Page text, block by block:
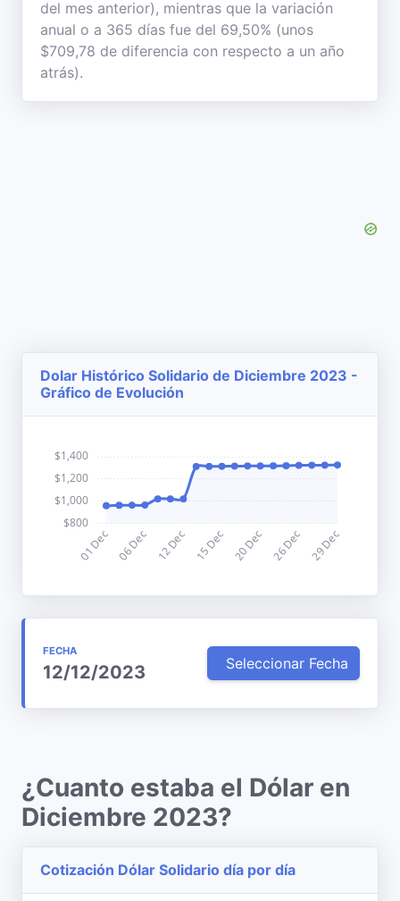
del mes anterior), mientras que la variación
anual o a 365 días fue del 69,50% (unos
$709,78 de diferencia con respecto a un año
atrás).
Dolar Histórico Solidario de Diciembre 2023 -
Gráfico de Evolución
FECHA
12/12/2023 Seleccionar Fecha
¿Cuanto estaba el Dólar en
Diciembre 2023?
Cotización Dólar Solidario día por día